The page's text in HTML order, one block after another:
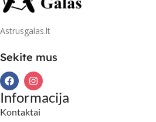
Astrusgalas.lt
Sekite mus
Informacija
Kontaktai